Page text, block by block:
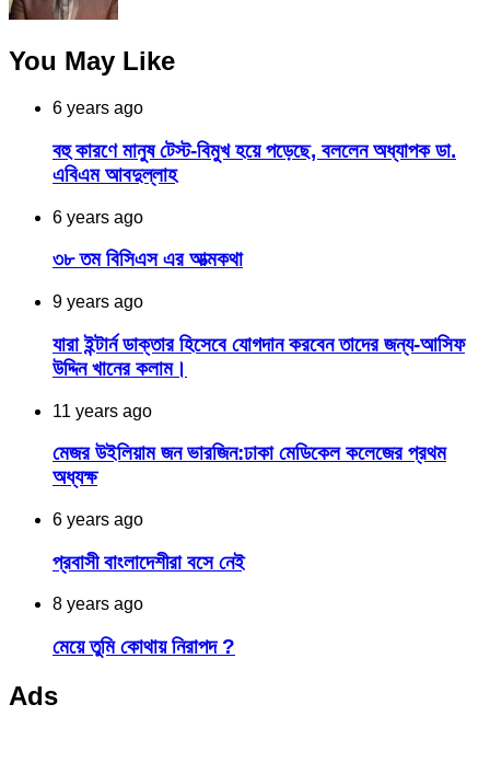
You May Like
6 years ago
বহু কারণে মানুষ টেস্ট-বিমুখ হয়ে পড়েছে, বললেন অধ্যাপক ডা.
এবিএম আবদুল্লাহ
6 years ago
৩৮ তম বিসিএস এর আত্মকথা
9 years ago
যারা ইন্টার্ন ডাক্তার হিসেবে যোগদান করবেন তাদের জন্য-আসিফ
উদ্দিন খানের কলাম।
11 years ago
মেজর উইলিয়াম জন ভারজিন:ঢাকা মেডিকেল কলেজের প্রথম
অধ্যক্ষ
6 years ago
প্রবাসী বাংলাদেশীরা বসে নেই
8 years ago
মেয়ে তুমি কোথায় নিরাপদ ?
Ads